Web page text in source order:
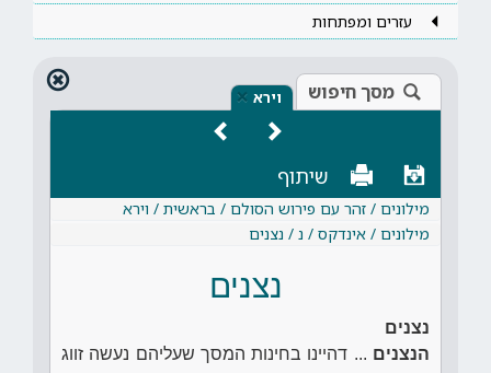
עזרים ומפתחות
מסך חיפוש וירא ×
שיתוף
מילונים / זהר עם פירוש הסולם / בראשית / וירא
מילונים / אינדקס / נ / נצנים
נצנים
נצנים
הנצנים ... דהיינו בחינות המסך שעליהם נעשה זווג